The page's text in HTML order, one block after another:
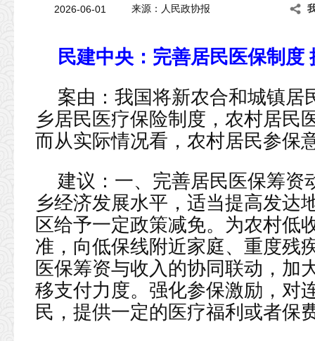
2026-06-01 来源：人民政协报
民建中央： 完善居民医保制度
案由：我国将新农合和城镇居
乡居民医疗保险制度，农村居民
而从实际情况看，农村居民参保
建议：一、完善居民医保筹资
乡经济发展水平，适当提高发达
区给予一定政策减免。为农村低
准，向低保线附近家庭、重度残
医保筹资与收入的协同联动，加
移支付力度。强化参保激励，对
民，提供一定的医疗福利或者保